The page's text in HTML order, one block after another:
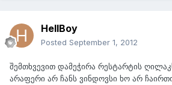
HellBoy
Posted September 1, 2012
შემთხვევით დამეჭირა რესტარტის
არაფერი არ ჩანს ვინდოვსი ხო არ